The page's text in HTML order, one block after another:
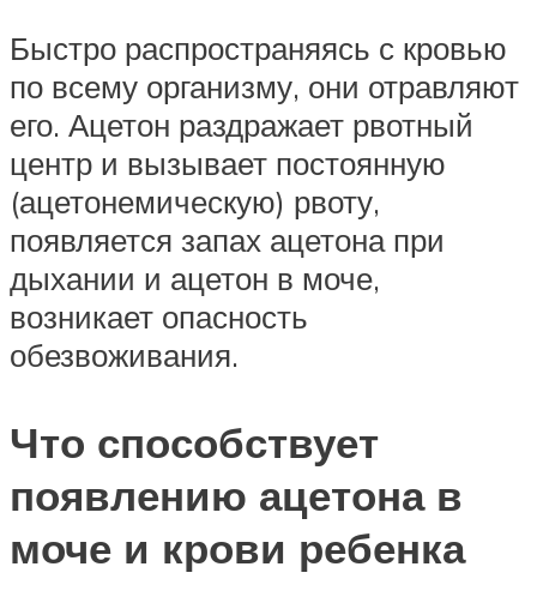
Быстро распространяясь с кровью
по всему организму, они отравляют
его. Ацетон раздражает рвотный
центр и вызывает постоянную
(ацетонемическую) рвоту,
появляется запах ацетона при
дыхании и ацетон в моче,
возникает опасность
обезвоживания.
Что способствует
появлению ацетона в
моче и крови ребенка